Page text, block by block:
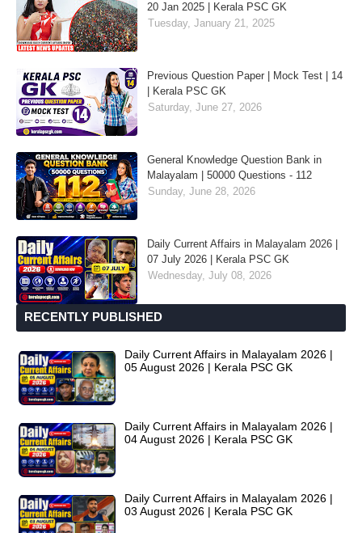
20 Jan 2025 | Kerala PSC GK
Tuesday, January 21, 2025
Previous Question Paper | Mock Test | 14
| Kerala PSC GK
Saturday, June 27, 2026
General Knowledge Question Bank in
Malayalam | 50000 Questions - 112
Sunday, June 28, 2026
Daily Current Affairs in Malayalam 2026 |
07 July 2026 | Kerala PSC GK
Wednesday, July 08, 2026
RECENTLY PUBLISHED
Daily Current Affairs in Malayalam 2026 |
05 August 2026 | Kerala PSC GK
Daily Current Affairs in Malayalam 2026 |
04 August 2026 | Kerala PSC GK
Daily Current Affairs in Malayalam 2026 |
03 August 2026 | Kerala PSC GK